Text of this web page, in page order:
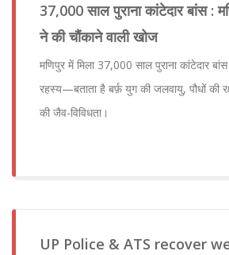
37,000 साल पुराना कांटेदार बांस :
ने की चौंकाने वाली खोज
मणिपुर में मिला 37,000 साल पुराना कांटेदार बांस
रहस्य—बताता है बर्फ़ युग की जलवायु, पौधों की
की जैव-विविधता।
UP Police & ATS recover